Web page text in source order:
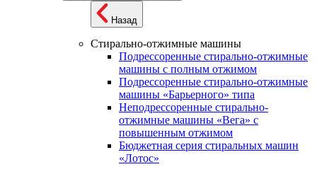
Назад
Стирально-отжимные машины
Подрессоренные стирально-отжимные
машины с полным отжимом
Подрессоренные стирально-отжимные
машины «Барьерного» типа
Неподрессоренные стирально-
отжимные машины «Вега» с
повышенным отжимом
Бюджетная серия стиральных машин
«Лотос»